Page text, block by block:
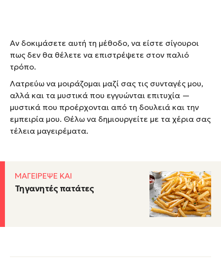
Αν δοκιμάσετε αυτή τη μέθοδο, να είστε σίγουροι
πως δεν θα θέλετε να επιστρέψετε στον παλιό
τρόπο.
Λατρεύω να μοιράζομαι μαζί σας τις συνταγές μου,
αλλά και τα μυστικά που εγγυώνται επιτυχία —
μυστικά που προέρχονται από τη δουλειά και την
εμπειρία μου. Θέλω να δημιουργείτε με τα χέρια σας
τέλεια μαγειρέματα.
ΜΑΓΕΙΡΕΨΕ ΚΑΙ
Τηγανητές πατάτες